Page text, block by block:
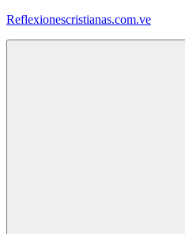
Saltar
Reflexionescristianas.com.ve